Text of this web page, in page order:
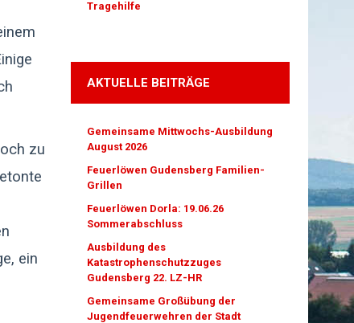
zu
ein
Tragehilfe
AKTUELLE BEITRÄGE
Gemeinsame Mittwochs-Ausbildung
August 2026
Feuerlöwen Gudensberg Familien-
Grillen
Feuerlöwen Dorla: 19.06.26
Sommerabschluss
Ausbildung des
Katastrophenschutzzuges
Gudensberg 22. LZ-HR
Gemeinsame Großübung der
Jugendfeuerwehren der Stadt